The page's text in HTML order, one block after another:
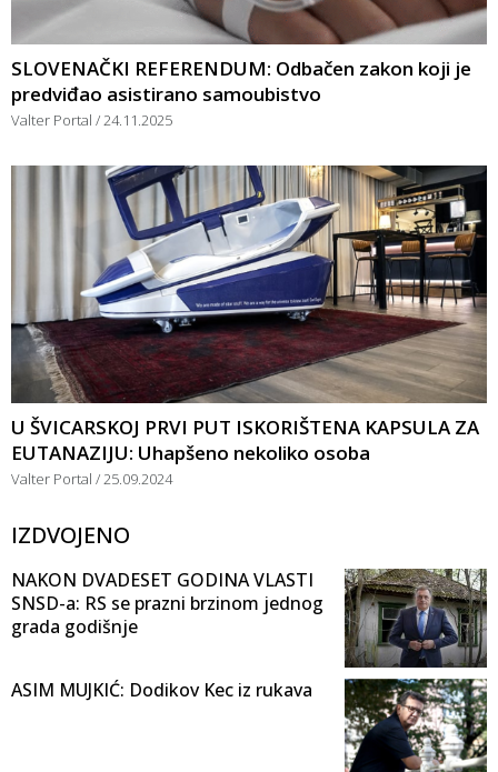
SLOVENAČKI REFERENDUM: Odbačen zakon koji je
predviđao asistirano samoubistvo
Valter Portal 24.11.2025
U ŠVICARSKOJ PRVI PUT ISKORIŠTENA KAPSULA ZA
EUTANAZIJU: Uhapšeno nekoliko osoba
Valter Portal 25.09.2024
IZDVOJENO
NAKON DVADESET GODINA VLASTI
SNSD-a: RS se prazni brzinom jednog
grada godišnje
ASIM MUJKIĆ: Dodikov Kec iz rukava